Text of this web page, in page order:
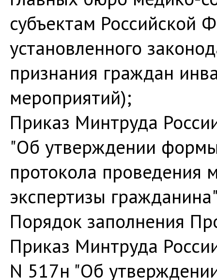
субъектам Российской
установленного
признания граждан
мероприятий);
Приказ Минтруда
"Об утверждении
протокола проведения
экспертизы
Порядок заполнения
Приказ Минтруда
N 517н "Об